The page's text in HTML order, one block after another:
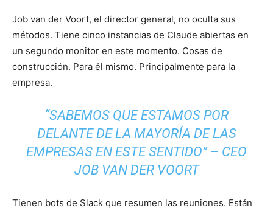
Job van der Voort, el director general, no oculta sus
métodos. Tiene cinco instancias de Claude abiertas en
un segundo monitor en este momento. Cosas de
construcción. Para él mismo. Principalmente para la
empresa.
“SABEMOS QUE ESTAMOS POR
DELANTE DE LA MAYORÍA DE LAS
EMPRESAS EN ESTE SENTIDO” – CEO
JOB VAN DER VOORT
Tienen bots de Slack que resumen las reuniones. Están